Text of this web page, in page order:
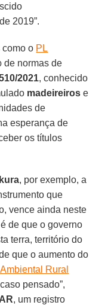
2019”.
como o PL
de normas de
2021, conhecido
madeireiros e
de
esperança de
os títulos
, por exemplo, a
que
vence ainda neste
de que o governo
terra, território do
que o aumento do
Rural
pensado”,
, um registro